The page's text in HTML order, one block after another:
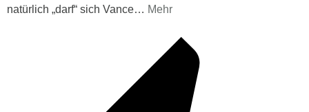
natürlich „darf“ sich Vance… Mehr